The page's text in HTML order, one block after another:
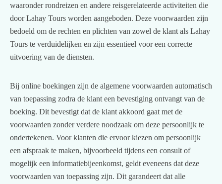
waaronder rondreizen en andere reisgerelateerde activiteiten die
door Lahay Tours worden aangeboden. Deze voorwaarden zijn
bedoeld om de rechten en plichten van zowel de klant als Lahay
Tours te verduidelijken en zijn essentieel voor een correcte
uitvoering van de diensten.
Bij online boekingen zijn de algemene voorwaarden automatisch
van toepassing zodra de klant een bevestiging ontvangt van de
boeking. Dit bevestigt dat de klant akkoord gaat met de
voorwaarden zonder verdere noodzaak om deze persoonlijk te
ondertekenen. Voor klanten die ervoor kiezen om persoonlijk
een afspraak te maken, bijvoorbeeld tijdens een consult of
mogelijk een informatiebijeenkomst, geldt eveneens dat deze
voorwaarden van toepassing zijn. Dit garandeert dat alle